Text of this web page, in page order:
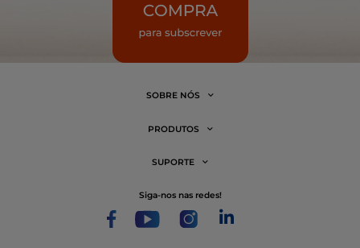
SOBRE NÓS
PRODUTOS
SUPORTE
siga-nos nas redes!